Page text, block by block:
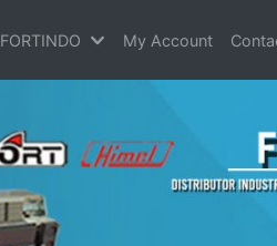
FORTINDO My Account